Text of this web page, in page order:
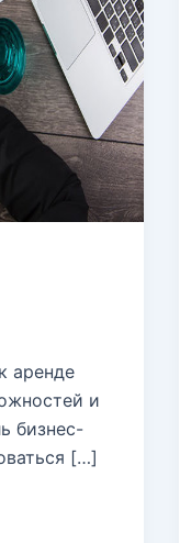
аренде
и
бизнес-
[…]